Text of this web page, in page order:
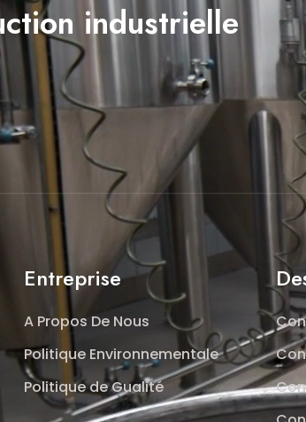
industrielle
Entreprise
A Propos De Nous
Politique Environnementale
Politique de Gualité